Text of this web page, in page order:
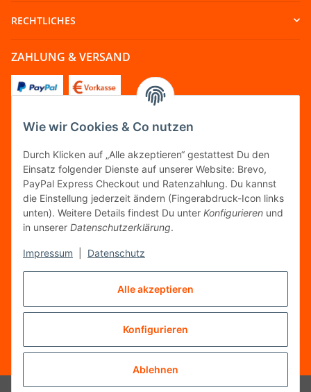
Alle akzeptieren
Konfigurieren
Ablehnen
Wie wir Cookies & Co nutzen
Durch Klicken auf „Alle akzeptieren“ gestattest Du den
Einsatz folgender Dienste auf unserer Website: Brevo,
PayPal Express Checkout und Ratenzahlung. Du kannst
die Einstellung jederzeit ändern (Fingerabdruck-Icon links
unten). Weitere Details findest Du unter Konfigurieren und
in unserer Datenschutzerklärung.
Impressum Datenschutz
RECHTLICHES
ZAHLUNG & VERSAND
FOLGT UNS
FAIRCOMMERCE
Wir sind seit 04.12.2015 Mitglied der Initiative
Vertrag widerrufen
* Alle Preise inkl. gesetzlicher MwSt.